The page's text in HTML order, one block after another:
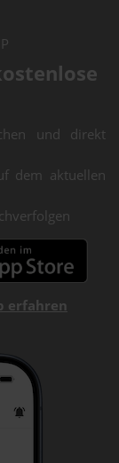
und direkt
dem aktuellen
erfahren